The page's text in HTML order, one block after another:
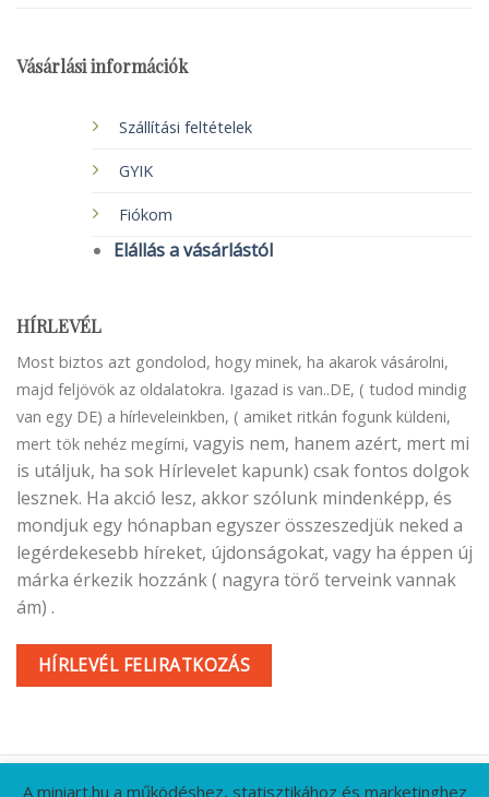
Vásárlási információk
Szállítási feltételek
GYIK
Fiókom
Elállás a vásárlástól
HÍRLEVÉL
Most biztos azt gondolod, hogy minek, ha akarok vásárolni,
majd feljövök az oldalatokra. Igazad is van..DE, ( tudod mindig
van egy DE) a hírleveleinkben, ( amiket ritkán fogunk küldeni,
mert tök nehéz megírni, vagyis nem, hanem azért, mert mi
is utáljuk, ha sok Hírlevelet kapunk) csak fontos dolgok
lesznek. Ha akció lesz, akkor szólunk mindenképp, és
mondjuk egy hónapban egyszer összeszedjük neked a
legérdekesebb híreket, újdonságokat, vagy ha éppen új
márka érkezik hozzánk ( nagyra törő terveink vannak
ám) .
HÍRLEVÉL FELIRATKOZÁS
A miniart.hu a működéshez, statisztikához és marketinghez